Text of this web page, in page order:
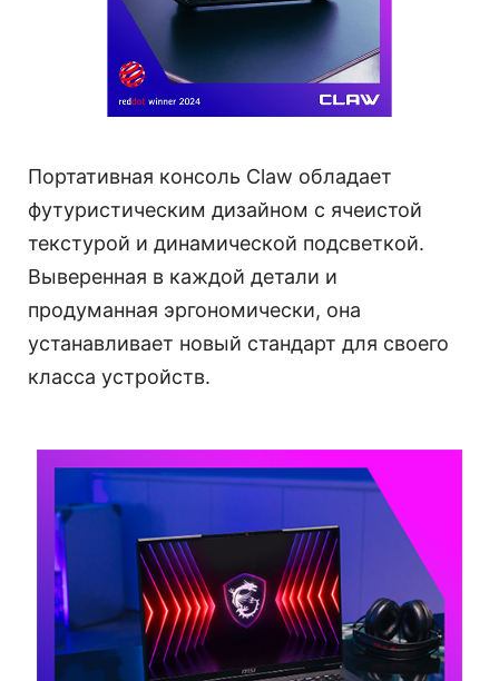
Портативная консоль Claw обладает
футуристическим дизайном с ячеистой
текстурой и динамической подсветкой.
Выверенная в каждой детали и
продуманная эргономически, она
устанавливает новый стандарт для своего
класса устройств.